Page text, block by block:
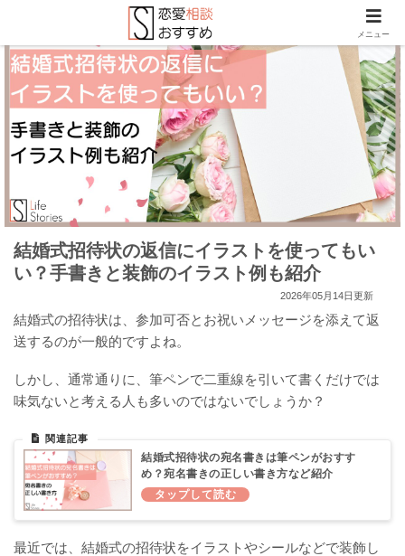
結婚式招待状の返信にイラストを使ってもい
い？手書きと装飾のイラスト例も紹介
2026年05月14日更新
結婚式の招待状は、参加可否とお祝いメッセージを添えて返
送するのが一般的ですよね。
しかし、通常通りに、筆ペンで二重線を引いて書くだけでは
味気ないと考える人も多いのではないでしょうか？
結婚式招待状の宛名書きは筆ペンがおすす
め？宛名書きの正しい書き方など紹介
最近では、結婚式の招待状をイラストやシールなどで装飾し
メニュー